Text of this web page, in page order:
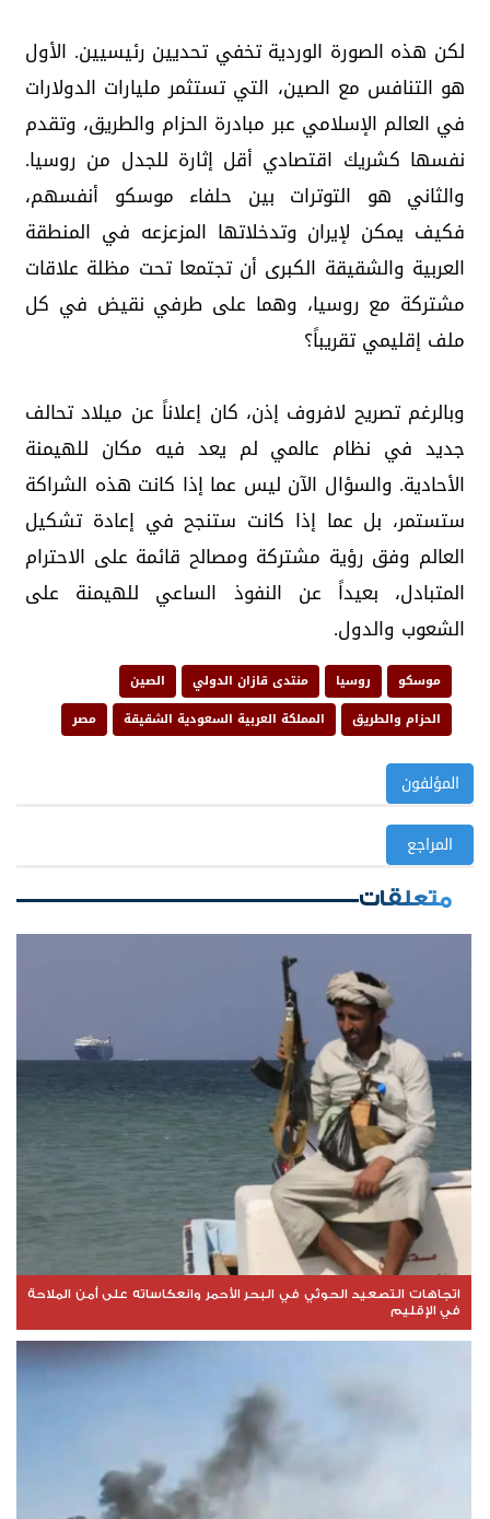
لكن هذه الصورة الوردية تخفي تحديين رئيسيين. الأول
هو التنافس مع الصين، التي تستثمر مليارات الدولارات
في العالم الإسلامي عبر مبادرة الحزام والطريق، وتقدم
نفسها كشريك اقتصادي أقل إثارة للجدل من روسيا.
والثاني هو التوترات بين حلفاء موسكو أنفسهم،
فكيف يمكن لإيران وتدخلاتها المزعزعه في المنطقة
العربية والشقيقة الكبرى أن تجتمعا تحت مظلة علاقات
مشتركة مع روسيا، وهما على طرفي نقيض في كل
ملف إقليمي تقريباً؟
وبالرغم تصريح لافروف إذن، كان إعلاناً عن ميلاد تحالف
جديد في نظام عالمي لم يعد فيه مكان للهيمنة
الأحادية. والسؤال الآن ليس عما إذا كانت هذه الشراكة
ستستمر، بل عما إذا كانت ستنجح في إعادة تشكيل
العالم وفق رؤية مشتركة ومصالح قائمة على الاحترام
المتبادل، بعيداً عن النفوذ الساعي للهيمنة على
الشعوب والدول.
موسكو روسيا منتدى قازان الدولي
الصين
الحزام والطريق
المملكة العربية السعودية الشقيقة مصر
المؤلفون
المراجع
متعلقات
اتجاهات التصعيد الحوثي في البحر الأحمر وانعكاساته على أمن الملاحة
في الإقليم